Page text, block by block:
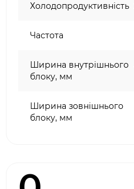
Холодопродуктивність
Частота
Ширина внутрішнього
блоку, мм
Ширина зовнішнього
блоку, мм